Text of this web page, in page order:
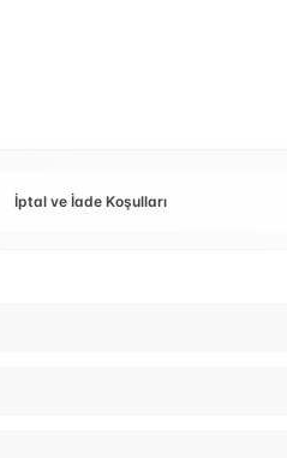
İptal ve İade Koşulları